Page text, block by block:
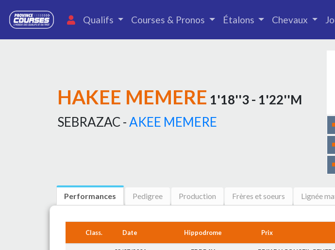
Qualifs Courses & Pronos Étalons Chevaux
HAKEE MEMERE 1'18''3 - 1'22''M
SEBRAZAC -AKEE MEMERE
Performances Pedigree Production Frères et soeurs Lignée
Class. Date Hippodrome Prix